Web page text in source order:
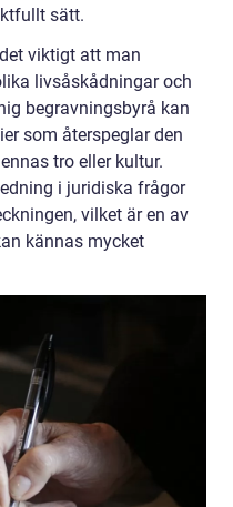
sätt.
viktigt att man
livsåskådningar och
begravningsbyrå kan
som återspeglar den
tro eller kultur.
i juridiska frågor
vilket är en av
kännas mycket